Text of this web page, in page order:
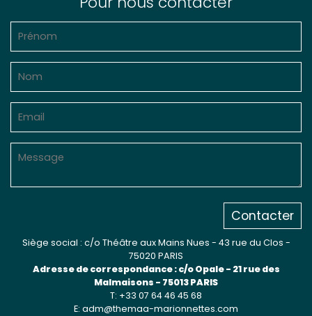
Contacter
Siège social : c/o Théâtre aux Mains Nues - 43 rue du Clos -
75020 PARIS
Adresse de correspondance : c/o Opale - 21 rue des
Malmaisons - 75013 PARIS
T: +33 07 64 46 45 68
E: adm@themaa-marionnettes.com